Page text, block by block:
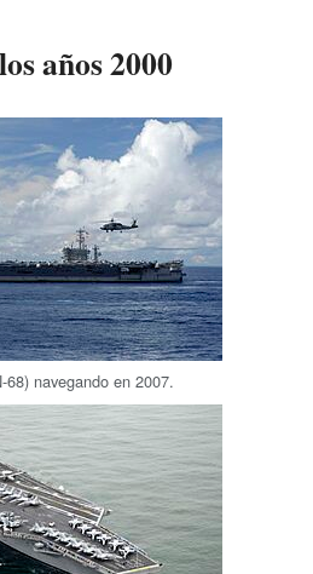
años 2000
navegando en 2007.